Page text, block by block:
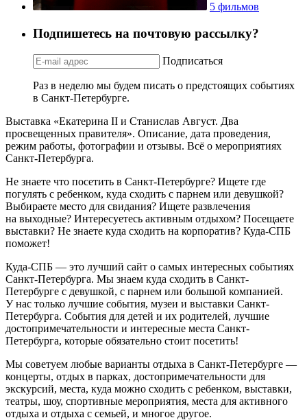
5 фильмов
Подпишетесь на почтовую рассылку?
Подписаться
Раз в неделю мы будем писать о предстоящих событиях
в Санкт-Петербурге.
Выставка «Екатерина II и Станислав Август. Два
просвещенных правителя». Описание, дата проведения,
режим работы, фотографии и отзывы. Всё о мероприятиях
Санкт-Петербурга.
Не знаете что посетить в Санкт-Петербурге? Ищете где
погулять с ребенком, куда сходить с парнем или девушкой?
Выбираете место для свидания? Ищете развлечения
на выходные? Интересуетесь активным отдыхом? Посещаете
выставки? Не знаете куда сходить на корпоратив? Куда-СПБ
поможет!
Куда-СПБ — это лучший сайт о самых интересных событиях
Санкт-Петербурга. Мы знаем куда сходить в Санкт-
Петербурге с девушкой, с парнем или большой компанией.
У нас только лучшие события, музеи и выставки Санкт-
Петербурга. События для детей и их родителей, лучшие
достопримечательности и интересные места Санкт-
Петербурга, которые обязательно стоит посетить!
Мы советуем любые варианты отдыха в Санкт-Петербурге —
концерты, отдых в парках, достопримечательности для
экскурсий, места, куда можно сходить с ребенком, выставки,
театры, шоу, спортивные мероприятия, места для активного
отдыха и отдыха с семьей, и многое другое.